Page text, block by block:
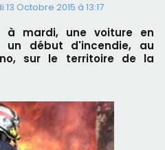
Octobre 2015 à 13:17
mardi, une voiture en
un début d'incendie, au
sur le territoire de la